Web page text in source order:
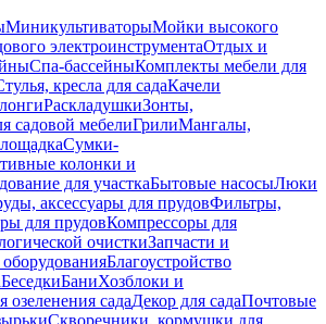
МиникультиваторыМойки высокого
электроинструментаОтдых и
Спа-бассейныКомплекты мебели для
кресла для садаКачели
РаскладушкиЗонты,
садовой мебелиГрилиМангалы,
Сумки-
колонки и
для участкаБытовые насосыЛюки
аксессуары для прудовФильтры,
для прудовКомпрессоры для
очисткиЗапчасти и
Благоустройство
БеседкиБаниХозблоки и
озеленения садаДекор для садаПочтовые
Скворечники, кормушки для